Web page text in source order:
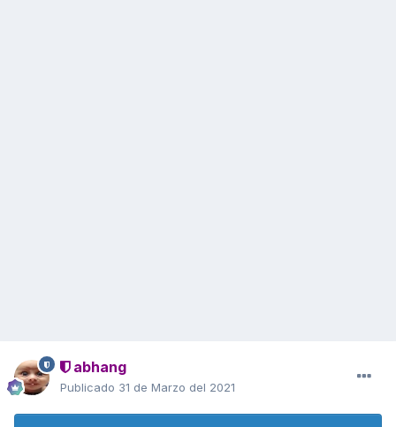
abhang
Publicado 31 de Marzo del 2021